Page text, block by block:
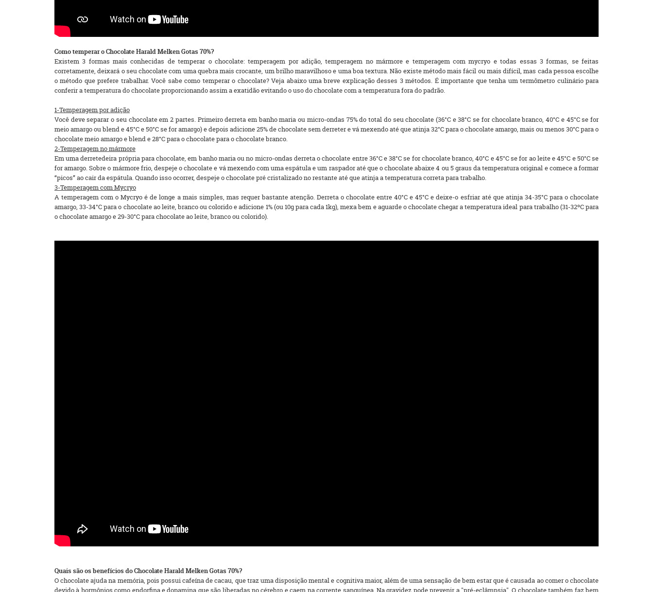
Como temperar o Chocolate Harald Melken Gotas 70%?
Existem 3 formas mais conhecidas de temperar o chocolate: temperagem por adição, temperagem no mármore e temperagem com mycryo e todas essas 3 formas, se feitas
corretamente, deixará o seu chocolate com uma quebra mais crocante, um brilho maravilhoso e uma boa textura. Não existe método mais fácil ou mais difícil, mas cada pessoa escolhe
o método que prefere trabalhar. Você sabe como temperar o chocolate? Veja abaixo uma breve explicação desses 3 métodos. É importante que tenha um termômetro culinário para
conferir a temperatura do chocolate proporcionando assim a exatidão evitando o uso do chocolate com a temperatura fora do padrão.
1-Temperagem por adição
Você deve separar o seu chocolate em 2 partes. Primeiro derreta em banho maria ou micro-ondas 75% do total do seu chocolate (36°C e 38°C se for chocolate branco, 40°C e 45°C se for
meio amargo ou blend e 45°C e 50°C se for amargo) e depois adicione 25% de chocolate sem derreter e vá mexendo até que atinja 32°C para o chocolate amargo, mais ou menos 30°C para o
chocolate meio amargo e blend e 28°C para o chocolate para o chocolate branco.
2-Temperagem no mármore
Em uma derretedeira própria para chocolate, em banho maria ou no micro-ondas derreta o chocolate entre 36°C e 38°C se for chocolate branco, 40°C e 45°C se for ao leite e 45°C e 50°C se
for amargo. Sobre o mármore frio, despeje o chocolate e vá mexendo com uma espátula e um raspador até que o chocolate abaixe 4 ou 5 graus da temperatura original e comece a formar
“picos” ao cair da espátula. Quando isso ocorrer, despeje o chocolate pré cristalizado no restante até que atinja a temperatura correta para trabalho.
3-Temperagem com Mycryo
A temperagem com o Mycryo é de longe a mais simples, mas requer bastante atenção. Derreta o chocolate entre 40°C e 45°C e deixe-o esfriar até que atinja 34-35°C para o chocolate
amargo, 33-34°C para o chocolate ao leite, branco ou colorido e adicione 1% (ou 10g para cada 1kg), mexa bem e aguarde o chocolate chegar a temperatura ideal para trabalho (31-32ºC para
o chocolate amargo e 29-30°C para chocolate ao leite, branco ou colorido).
Quais são os benefícios do Chocolate Harald Melken Gotas 70%?
O chocolate ajuda na memória, pois possui cafeína de cacau, que traz uma disposição mental e cognitiva maior, além de uma sensação de bem estar que é causada ao comer o chocolate
devido à hormônios como endorfina e dopamina que são liberadas no cérebro e caem na corrente sanguínea. Na gravidez pode prevenir a "pré-eclâmpsia". O chocolate também faz bem